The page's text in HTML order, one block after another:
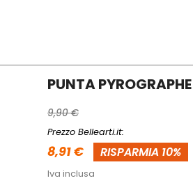
PUNTA
9,90 €
Prezzo Bellearti.it:
8,91 € RISPARMIA 10%
Iva inclusa